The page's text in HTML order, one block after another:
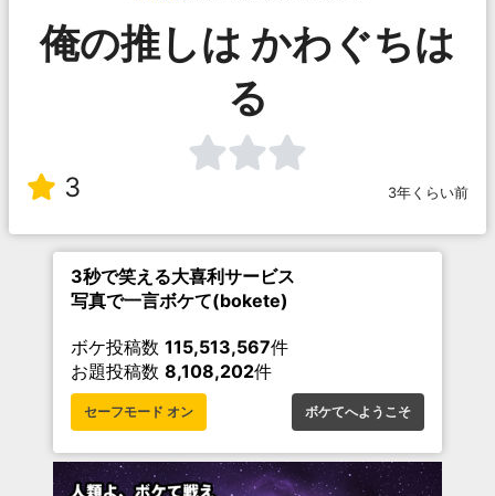
俺の推しは かわぐちは
る
3 3年くらい前
3秒で笑える大喜利サービス
写真で一言ボケて(bokete)
ボケ投稿数 115,513,567件
お題投稿数 8,108,202件
セーフモード オン ボケてへようこそ